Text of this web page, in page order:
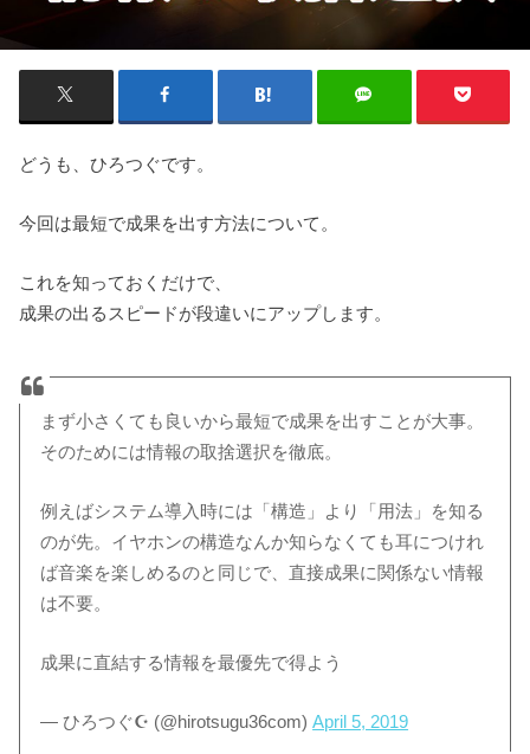
どうも、ひろつぐです。
今回は最短で成果を出す方法について。
これを知っておくだけで、
成果の出るスピードが段違いにアップします。
まず小さくても良いから最短で成果を出すことが大事。
そのためには情報の取捨選択を徹底。
例えばシステム導入時には「構造」より「用法」を知る
のが先。イヤホンの構造なんか知らなくても耳につけれ
ば音楽を楽しめるのと同じで、直接成果に関係ない情報
は不要。
成果に直結する情報を最優先で得よう
— ひろつぐ☪️ (@hirotsugu36com)April 5, 2019